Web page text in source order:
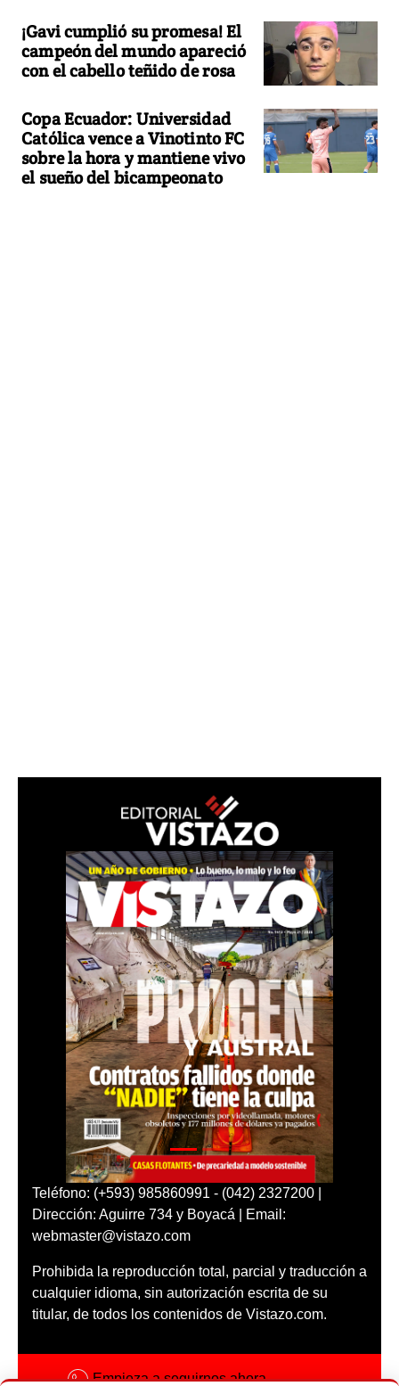
¡Gavi cumplió su promesa! El
campeón del mundo apareció
con el cabello teñido de rosa
Copa Ecuador: Universidad
Católica vence a Vinotinto FC
sobre la hora y mantiene vivo
el sueño del bicampeonato
Teléfono: (+593) 985860991 - (042) 2327200 |
Dirección: Aguirre 734 y Boyacá | Email:
webmaster@vistazo.com
Prohibida la reproducción total, parcial y traducción a
cualquier idioma, sin autorización escrita de su
titular, de todos los contenidos de Vistazo.com.
Empieza a seguirnos ahora